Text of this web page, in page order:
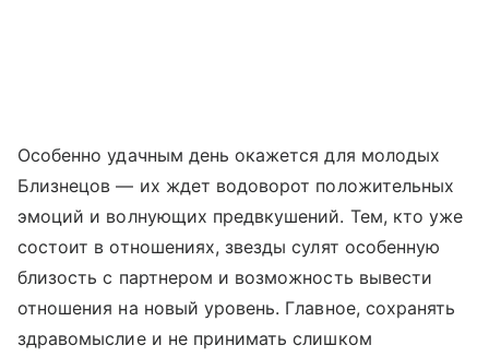
Особенно удачным день окажется для молодых
Близнецов — их ждет водоворот положительных
эмоций и волнующих предвкушений. Тем, кто уже
состоит в отношениях, звезды сулят особенную
близость с партнером и возможность вывести
отношения на новый уровень. Главное, сохранять
здравомыслие и не принимать слишком